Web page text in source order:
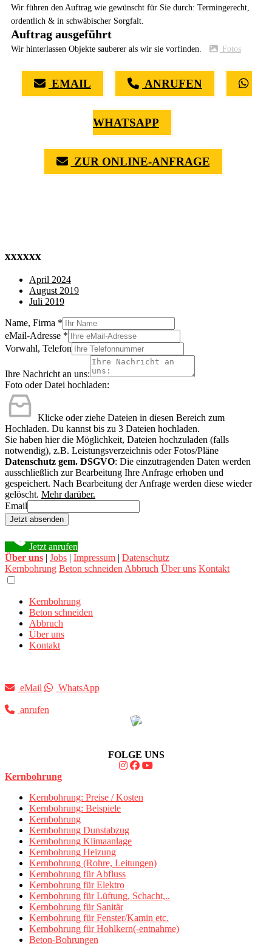
Wir führen den Auftrag wie gewünscht für Sie durch: Termingerecht,
ordentlich & in schwäbischer Sorgfalt.
Auftrag ausgeführt
Wir hinterlassen Objekte sauberer als wir sie vorfinden. Fotos
EMAIL ANRUFEN
WHATSAPP
ZUR ONLINE-ANFRAGE
xxxxxx
April 2024
August 2019
Juli 2019
Name, Firma *
eMail-Adresse *
Vorwahl, Telefon
Ihre Nachricht an uns:
Foto oder Datei hochladen:
Klicke oder ziehe Dateien in diesen Bereich zum
Hochladen. Du kannst bis zu 3 Dateien hochladen.
Sie haben hier die Möglichkeit, Dateien hochzuladen (falls
notwendig), z.B. Leistungsverzeichnis oder Fotos/Pläne
Datenschutz gem. DSGVO: Die einzutragenden Daten werden
ausschließlich zur Bearbeitung Ihre Anfrage erhoben und
gespeichert. Nach Bearbeitung der Anfrage werden diese wieder
gelöscht. Mehr darüber.
Email
Jetzt absenden
Jetzt anrufen
Über uns | Jobs | Impressum | Datenschutz
Kernbohrung Beton schneiden Abbruch Über uns Kontakt
Kernbohrung
Beton schneiden
Abbruch
Über uns
Kontakt
eMail WhatsApp
anrufen
FOLGE UNS
Kernbohrung
Kernbohrung: Preise / Kosten
Kernbohrung: Beispiele
Kernbohrung
Kernbohrung Dunstabzug
Kernbohrung Klimaanlage
Kernbohrung Heizung
Kernbohrung (Rohre, Leitungen)
Kernbohrung für Abfluss
Kernbohrung für Elektro
Kernbohrung für Lüftung, Schacht,..
Kernbohrung für Sanitär
Kernbohrung für Fenster/Kamin etc.
Kernbohrung für Hohlkern(-entnahme)
Beton-Bohrungen